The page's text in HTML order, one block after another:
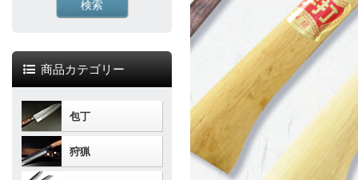
商品カテゴリー
包丁
狩猟